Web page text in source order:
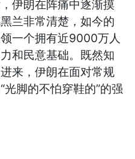
伊朗在阵痛中逐渐摸
兰非常清楚，如今的
一个拥有近9000万人
和民意基础。既然知
来，伊朗在面对常规
脚的不怕穿鞋的”的强